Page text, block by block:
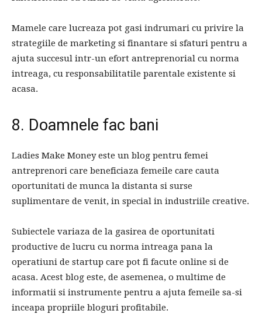
Mamele care lucreaza pot gasi indrumari cu privire la
strategiile de marketing si finantare si sfaturi pentru a
ajuta succesul intr-un efort antreprenorial cu norma
intreaga, cu responsabilitatile parentale existente si
acasa.
8. Doamnele fac bani
Ladies Make Money este un blog pentru femei
antreprenori care beneficiaza femeile care cauta
oportunitati de munca la distanta si surse
suplimentare de venit, in special in industriile creative.
Subiectele variaza de la gasirea de oportunitati
productive de lucru cu norma intreaga pana la
operatiuni de startup care pot fi facute online si de
acasa. Acest blog este, de asemenea, o multime de
informatii si instrumente pentru a ajuta femeile sa-si
inceapa propriile bloguri profitabile.